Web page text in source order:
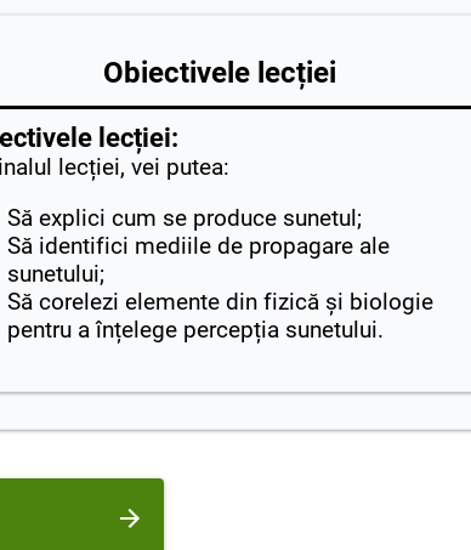
Obiectivele lecției
lecției:
lecției, vei putea:
Să explici cum se produce sunetul;
Să identifici mediile de propagare ale
sunetului;
Să corelezi elemente din fizică și biologie
pentru a înțelege percepția sunetului.